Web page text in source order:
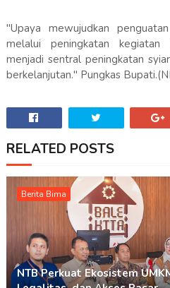
"Upaya mewujudkan
melalui peningkatan kegiatan
menjadi sentral peningkatan
berkelanjutan." Pungkas
RELATED POSTS
Berita Bima
NTB Perkuat Ekosistem